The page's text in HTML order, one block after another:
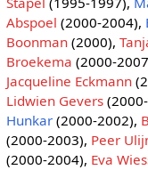
Abspoel (2000-2004),
Boonman(2000),
Broekema (2000-
Jacqueline Eckmann
Lidwien Gevers
Hunkar(2000-2002),
(2000-2003), Peer
(2000-2004), Eva